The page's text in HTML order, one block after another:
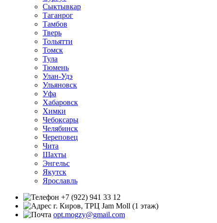
Сыктывкар
Таганрог
Тамбов
Тверь
Тольятти
Томск
Тула
Тюмень
Улан-Удэ
Ульяновск
Уфа
Хабаровск
Химки
Чебоксары
Челябинск
Череповец
Чита
Шахты
Энгельс
Якутск
Ярославль
+7 (922) 941 33 12
г. Киров, ТРЦ Jam Moll (1 этаж)
opt.mogzy@gmail.com